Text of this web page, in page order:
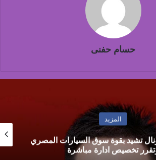
حسام حفنى
المزيد
بقوة سوق السيارات المصري
ادارة مباشرة